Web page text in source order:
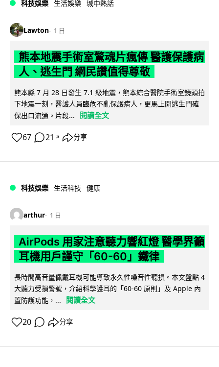
科技娛樂 生活娛樂 城中熱話
Lawton 1 日
熊本地震手術室驚魂片瘋傳 醫護保護病
人、逃生門 網民讚值得尊敬
熊本縣 7 月 28 日發生 7.1 級地震，熊本綜合醫院手術室鏡頭拍
下地震一刻，醫護人員臨危不亂保護病人，更馬上開逃生門確
保出口流通。片段...
閱讀全文
67 21 ↗ 分享
科技娛樂 生活科技 健康
arthur 1 日
AirPods 用家注意聽力響紅燈 醫學界籲
耳機用戶謹守「60-60」鐵律
長時間高音量佩戴耳機可能導致永久性噪音性聽損。本文盤點 4
大聽力受損警號，介紹科學護耳的「60-60 原則」及 Apple 內
置防護功能，...
閱讀全文
20 分享